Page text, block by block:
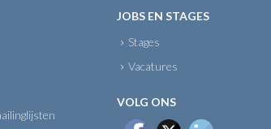
JOBS EN STAGES
Stages
Vacatures
VOLG ONS